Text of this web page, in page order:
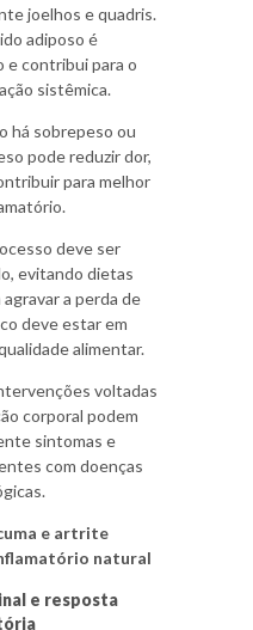
joelhos e quadris.
adiposo é
e contribui para o
sistêmica.
há sobrepeso ou
pode reduzir dor,
para melhor
deve ser
evitando dietas
a perda de
deve estar em
alimentar.
voltadas
corporal podem
sintomas e
com doenças
e artrite
natural
e resposta